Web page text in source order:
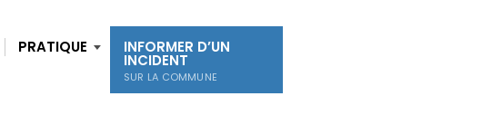
PRATIQUE INFORMER D’UN
INCIDENT
SUR LA COMMUNE